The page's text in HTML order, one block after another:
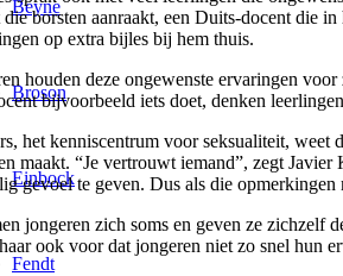
Beyne
Broson
Einbock
Fendt
borsten aanraakt, een Duits-docent die
op extra bijles bij hem thuis.
houden deze ongewenste ervaringen
bijvoorbeeld iets doet, denken
het kenniscentrum voor seksualiteit, weet
maakt. “Je vertrouwt iemand”, zegt
gevoel te geven. Dus als die
jongeren zich soms en geven ze zichzelf
ook voor dat jongeren niet zo snel hun